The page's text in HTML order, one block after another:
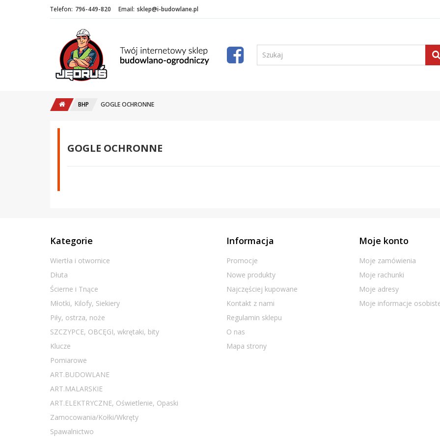
Telefon: 796-449-820 Email: sklep@i-budowlane.pl
BHP GOGLE OCHRONNE
GOGLE OCHRONNE
Kategorie
Wiertła i otwornice
Dłuta
Ścierne i Tnące
Młotki, Kilofy, Siekiery
Piły, ostrza, noże
SZCZYPCE, OBCĘGI, wkrętaki, bity
Klucze
Pomiarowe
ART.BUDOWLANE
ART.MALARSKIE
ART.ELEKTRYCZNE, Oświetlenie, Opaski
Zamocowania/Kołki/Wkręty
Spawalnictwo
Informacja
Promocje
Nowe produkty
Najczęściej kupowane
Kontakt z nami
Regulamin sklepu
O nas
Mapa strony
Moje konto
Moje zamówienia
Moje rachunki
Moje adresy
Moje informacje